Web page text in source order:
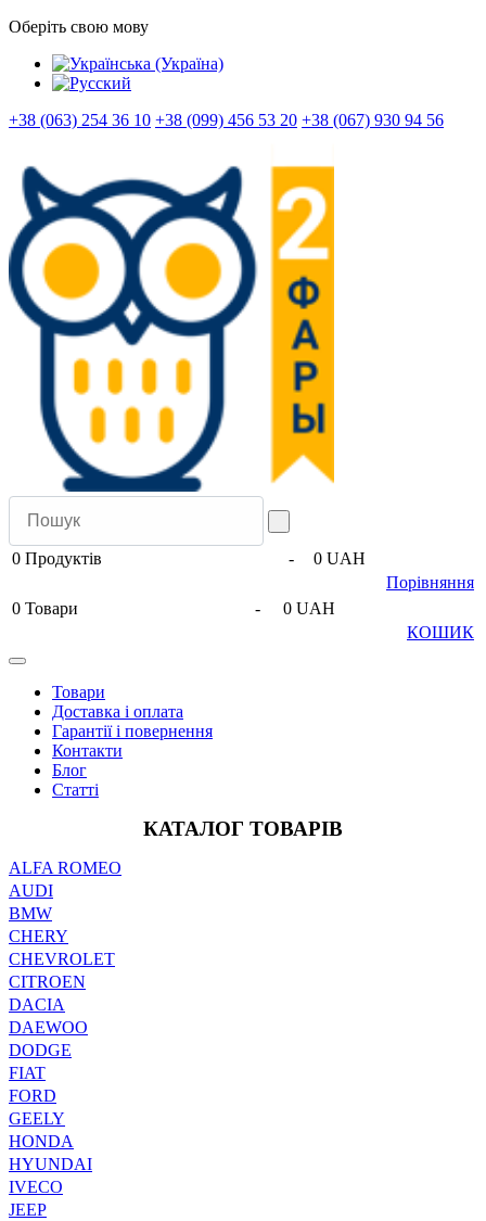
Оберіть свою мову
+38 (063) 254 36 10 +38 (099) 456 53 20 +38 (067) 930 94 56
0 Продуктів -
0 UAH
Порівняння
0 Товари -
0 UAH
КОШИК
Товари
Доставка і оплата
Гарантії і повернення
Контакти
Блог
Статті
КАТАЛОГ ТОВАРІВ
ALFA ROMEO
AUDI
BMW
CHERY
CHEVROLET
CITROEN
DACIA
DAEWOO
DODGE
FIAT
FORD
GEELY
HONDA
HYUNDAI
IVECO
JEEP